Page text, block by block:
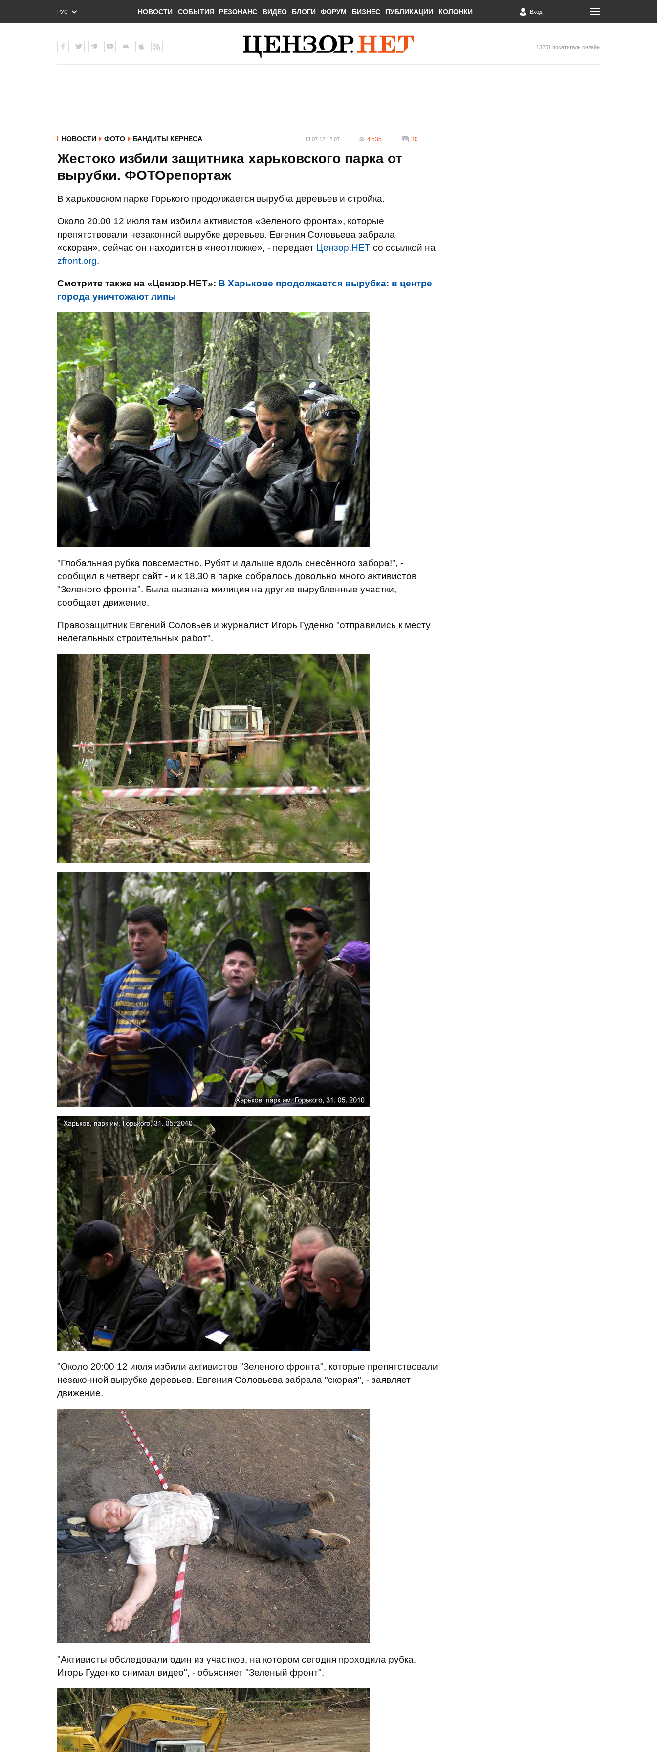
РУС
ENG
НОВОСТИ СОБЫТИЯ РЕЗОНАНС ВИДЕО БЛОГИ ФОРУМ БИЗНЕС ПУБЛИКАЦИИ КОЛОНКИ Вход
13251 посетитель онлайн
НОВОСТИ ФОТО БАНДИТЫ КЕРНЕСА 13.07.12 12:07 4 535 30
Жестоко избили защитника харьковского парка от
вырубки. ФОТОрепортаж
В харьковском парке Горького продолжается вырубка деревьев и стройка.
Около 20.00 12 июля там избили активистов «Зеленого фронта», которые
препятствовали незаконной вырубке деревьев. Евгения Соловьева забрала
«скорая», сейчас он находится в «неотложке», - передает Цензор.НЕТ со ссылкой на
zfront.org.
Смотрите также на «Цензор.НЕТ»: В Харькове продолжается вырубка: в центре
города уничтожают липы
"Глобальная рубка повсеместно. Рубят и дальше вдоль снесённого забора!", -
сообщил в четверг сайт - и к 18.30 в парке собралось довольно много активистов
"Зеленого фронта". Была вызвана милиция на другие вырубленные участки,
сообщает движение.
Правозащитник Евгений Соловьев и журналист Игорь Гуденко "отправились к месту
нелегальных строительных работ".
"Около 20:00 12 июля избили активистов "Зеленого фронта", которые препятствовали
незаконной вырубке деревьев. Евгения Соловьева забрала "скорая", - заявляет
движение.
"Активисты обследовали один из участков, на котором сегодня проходила рубка.
Игорь Гуденко снимал видео", - объясняет "Зеленый фронт".